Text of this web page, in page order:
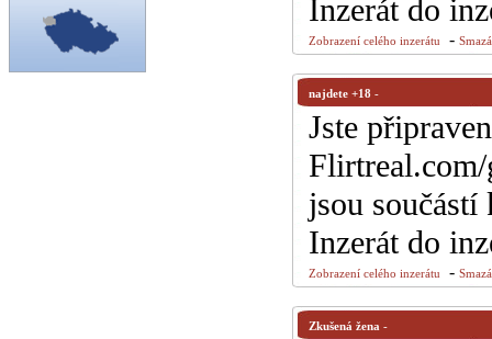
Inzerát do
Zobrazení celého inzerátu -
najdete +18 -
Jste
Flirtreal.com/
jsou součástí
Inzerát do
Zobrazení celého inzerátu -
Zkušená žena -